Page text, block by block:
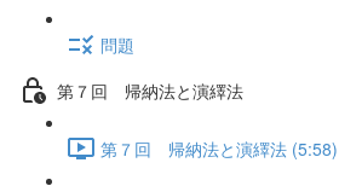
問題
第７回 帰納法と演繹法
第７回 帰納法と演繹法 (5:58)